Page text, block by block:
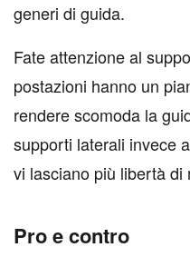
generi di guida.
Fate attenzione al
postazioni hanno un
rendere scomoda la
supporti laterali invece
vi lasciano più libertà di
Pro e contro